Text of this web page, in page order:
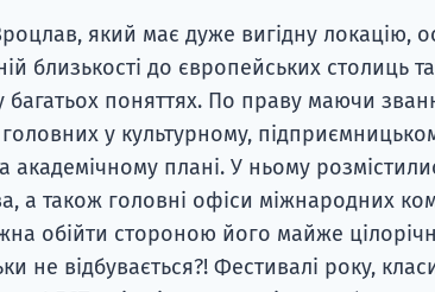
який має дуже вигідну локацію,
близькості до європейських столиць
поняттях. По праву маючи
у культурному,
академічному плані. У ньому
а також головні офіси міжнародних
обійти стороною його майже
не відбувається?! Фестивалі року,